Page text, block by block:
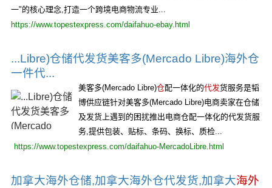
一"的核心理念,打造一个跨境电商物流专业...
https://www.topestexpress.com/daifahuo-ebay.html
...Libre)仓储代发货美客多(Mercado Libre)海外仓
一件代...
美客多(Mercado Libre)仓配一体化的代发货服务是韬
博供应链针对美客多(Mercado Libre)电商卖家在仓储
及发货上遇到的困扰推出电商仓配一体化的代发货服
务,提供包装、贴标、条码、换标、质检...
https://www.topestexpress.com/daifahuo-MercadoLibre.html
加拿大海外仓储,加拿大海外仓代发货,加拿大海外